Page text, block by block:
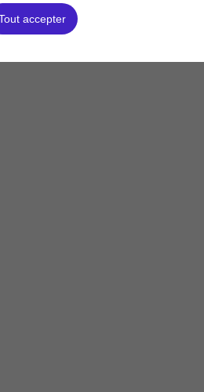
accepter